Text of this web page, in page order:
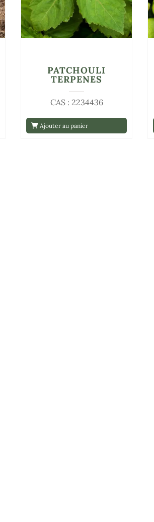
Ajouter au panier
CAS : 2234436
PATCHOULI
TERPENES